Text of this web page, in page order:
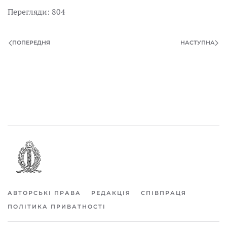
Перегляди: 804
ПОПЕРЕДНЯ НАСТУПНА
АВТОРСЬКІ ПРАВА РЕДАКЦІЯ
СПІВПРАЦЯ
ПОЛІТИКА ПРИВАТНОСТІ